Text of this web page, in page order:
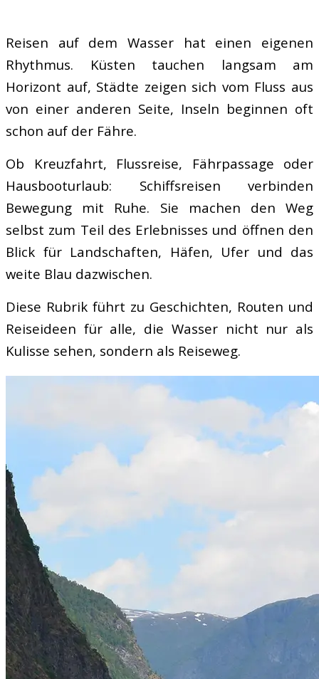
Reisen auf dem Wasser hat einen eigenen
Rhythmus. Küsten tauchen langsam am
Horizont auf, Städte zeigen sich vom Fluss aus
von einer anderen Seite, Inseln beginnen oft
schon auf der Fähre.
Ob Kreuzfahrt, Flussreise, Fährpassage oder
Hausbooturlaub: Schiffsreisen verbinden
Bewegung mit Ruhe. Sie machen den Weg
selbst zum Teil des Erlebnisses und öffnen den
Blick für Landschaften, Häfen, Ufer und das
weite Blau dazwischen.
Diese Rubrik führt zu Geschichten, Routen und
Reiseideen für alle, die Wasser nicht nur als
Kulisse sehen, sondern als Reiseweg.